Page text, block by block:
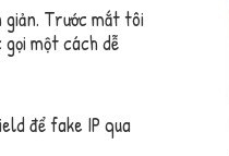
giản. Trước mắt tôi
một cách dễ
để fake IP qua